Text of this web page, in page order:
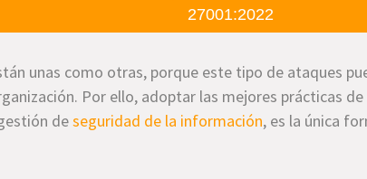
27001:2022
unas como otras, porque este tipo de ataques
Por ello, adoptar las mejores prácticas
deseguridad de la información, es la única